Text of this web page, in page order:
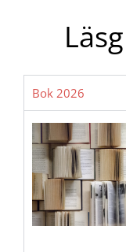
Bok 2026